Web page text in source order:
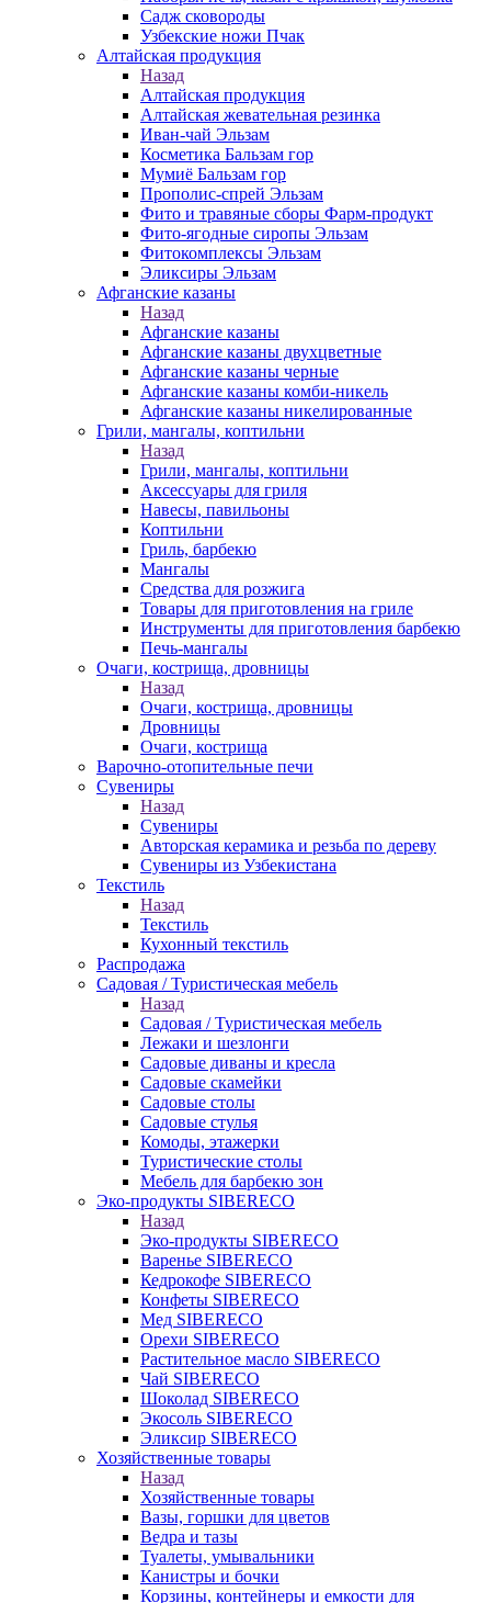
Садж сковороды
Узбекские ножи Пчак
Алтайская продукция
Назад
Алтайская продукция
Алтайская жевательная резинка
Иван-чай Эльзам
Косметика Бальзам гор
Мумиё Бальзам гор
Прополис-спрей Эльзам
Фито и травяные сборы Фарм-продукт
Фито-ягодные сиропы Эльзам
Фитокомплексы Эльзам
Эликсиры Эльзам
Афганские казаны
Назад
Афганские казаны
Афганские казаны двухцветные
Афганские казаны черные
Афганские казаны комби-никель
Афганские казаны никелированные
Грили, мангалы, коптильни
Назад
Грили, мангалы, коптильни
Аксессуары для гриля
Навесы, павильоны
Коптильни
Гриль, барбекю
Мангалы
Средства для розжига
Товары для приготовления на гриле
Инструменты для приготовления барбекю
Печь-мангалы
Очаги, кострища, дровницы
Назад
Очаги, кострища, дровницы
Дровницы
Очаги, кострища
Варочно-отопительные печи
Сувениры
Назад
Сувениры
Авторская керамика и резьба по дереву
Сувениры из Узбекистана
Текстиль
Назад
Текстиль
Кухонный текстиль
Распродажа
Садовая / Туристическая мебель
Назад
Садовая / Туристическая мебель
Лежаки и шезлонги
Садовые диваны и кресла
Садовые скамейки
Садовые столы
Садовые стулья
Комоды, этажерки
Туристические столы
Мебель для барбекю зон
Эко-продукты SIBERECO
Назад
Эко-продукты SIBERECO
Варенье SIBERECO
Кедрокофе SIBERECO
Конфеты SIBERECO
Мед SIBERECO
Орехи SIBERECO
Растительное масло SIBERECO
Чай SIBERECO
Шоколад SIBERECO
Экосоль SIBERECO
Эликсир SIBERECO
Хозяйственные товары
Назад
Хозяйственные товары
Вазы, горшки для цветов
Ведра и тазы
Туалеты, умывальники
Канистры и бочки
Корзины, контейнеры и емкости для